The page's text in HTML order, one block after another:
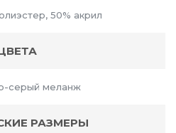
50% акрил
серый меланж
РАЗМЕРЫ